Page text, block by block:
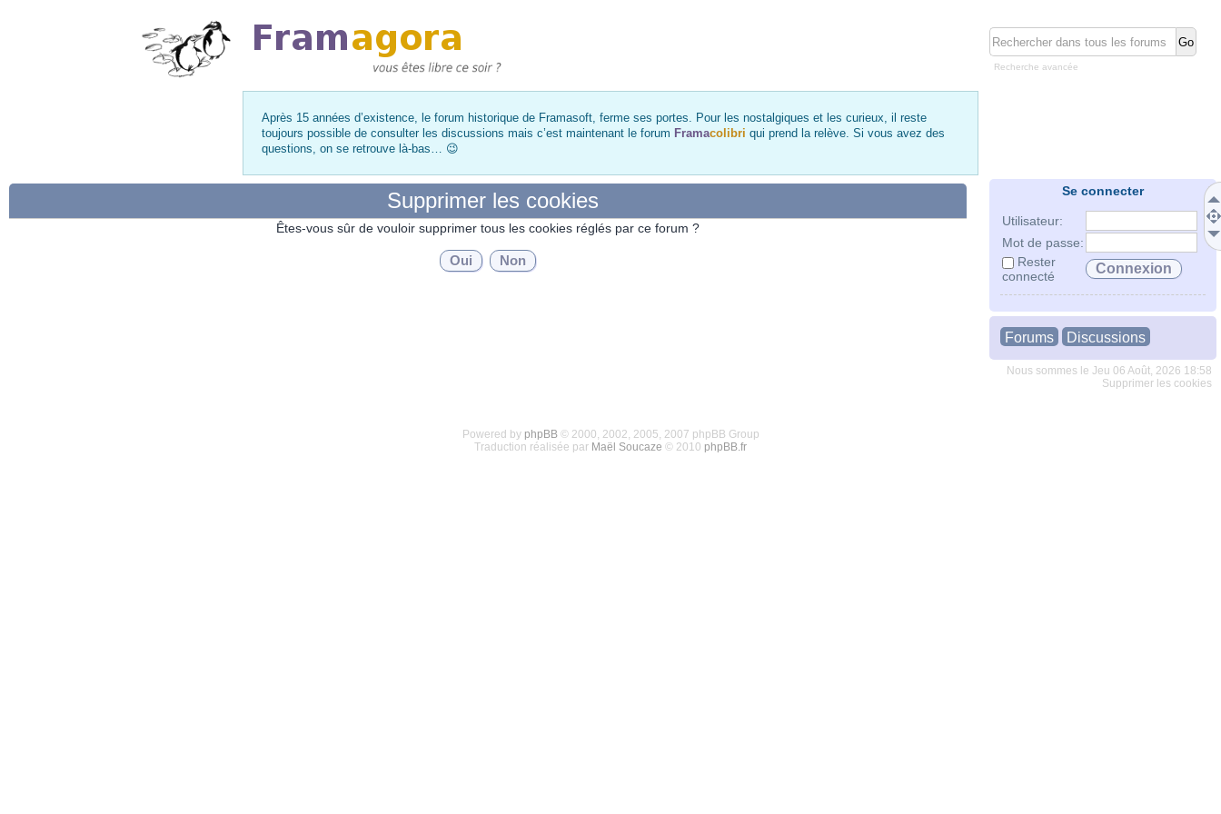
Recherche avancée
Après 15 années d’existence, le forum historique de Framasoft, ferme ses portes. Pour les nostalgiques et les curieux, il reste
toujours possible de consulter les discussions mais c’est maintenant le forum Framacolibri qui prend la relève. Si vous avez des
questions, on se retrouve là-bas… 😉
Se connecter
Utilisateur:
Mot de passe:
Rester
connecté
Forums Discussions
Nous sommes le Jeu 06 Août, 2026 18:58
Supprimer les cookies
Supprimer les cookies
Êtes-vous sûr de vouloir supprimer tous les cookies réglés par ce forum ?
Powered by phpBB© 2000, 2002, 2005, 2007 phpBB Group
Traduction réalisée par Maël Soucaze © 2010 phpBB.fr